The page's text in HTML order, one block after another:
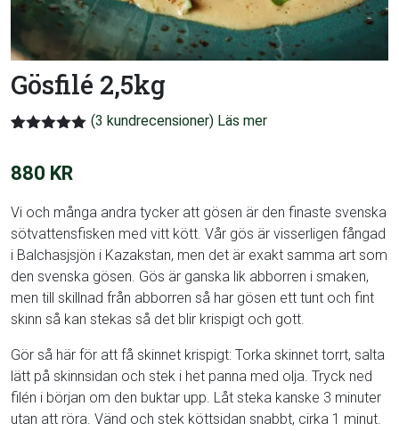
Gösfilé 2,5kg
baserat på
(3 kundrecensioner)
880 KR
Vi och många andra tycker att gösen är den finaste svenska
sötvattensfisken med vitt kött. Vår gös är visserligen fångad
i Balchasjsjön i Kazakstan, men det är exakt samma art som
den svenska gösen. Gös är ganska lik abborren i smaken,
men till skillnad från abborren så har gösen ett tunt och fint
skinn så kan stekas så det blir krispigt och gott.
Gör så här för att få skinnet krispigt: Torka skinnet torrt, salta
lätt på skinnsidan och stek i het panna med olja. Tryck ned
filén i början om den buktar upp. Låt steka kanske 3 minuter
utan att röra. Vänd och stek köttsidan snabbt, cirka 1 minut.